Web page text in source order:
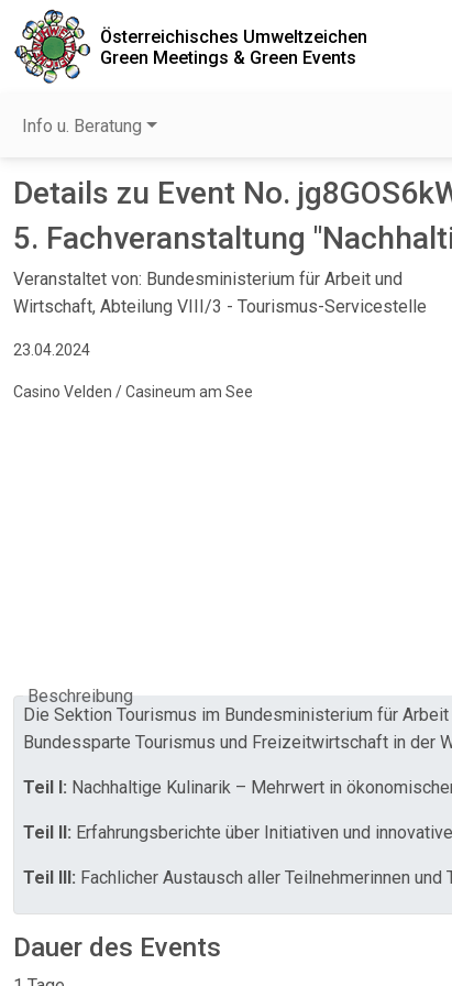
Österreichisches Umweltzeichen
Green Meetings & Green Events
Info u. Beratung
Details zu Event No.
5. Fachveranstaltung
Veranstaltet von: Bundesministerium für Arbeit und
Wirtschaft, Abteilung VIII/3 - Tourismus-Servicestelle
23.04.2024
Casino Velden / Casineum am See
Beschreibung
Die Sektion Tourismus im Bundesministerium für
Bundessparte Tourismus und Freizeitwirtschaft in der
Teil I: Nachhaltige Kulinarik – Mehrwert in
Teil II: Erfahrungsberichte über Initiativen und
Teil III: Fachlicher Austausch aller Teilnehmerinnen
Dauer des Events